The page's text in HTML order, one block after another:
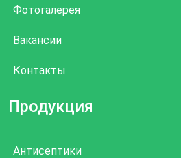
Фотогалерея
Вакансии
Контакты
Продукция
Антисептики